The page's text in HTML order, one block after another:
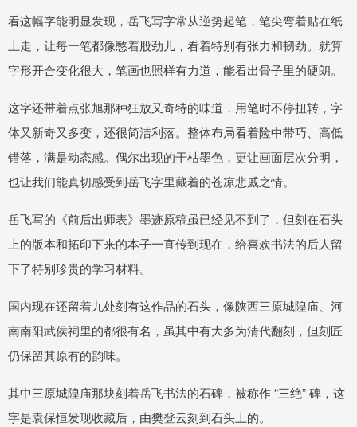
看这幅字能明显发现，岳飞写字常从逆势起笔，笔尖弯着贴在纸
上走，让每一笔都像憋着股劲儿，看着特别有张力和韧劲。就算
字形开合变化很大，笔画也照样有力道，能看出骨子里的硬朗。
这字还带着点张旭那种狂放又奇特的味道，用笔时不停扭转，字
体又新奇又多变，还很简洁利落。整体布局看着险中带巧、高低
错落，满是动态感。偶尔出现的干枯墨色，更让画面层次分明，
也让我们能真切感受到岳飞字里藏着的苍凉悲戚之情。
岳飞写的《前后出师表》墨迹原稿虽已经见不到了，但刻在石头
上的版本和拓印下来的本子一直传到现在，给喜欢书法的后人留
下了特别珍贵的学习材料。
国内现在还留着九处刻有这作品的石头，像陕西三原城隍庙、河
南南阳武侯祠里的都很有名，虽其中有大多为清代翻刻，但刻匠
仍保留其原有的韵味。
其中三原城隍庙那块刻着岳飞书法的石碑，被称作 “三绝” 碑，这
字是袁保恒发现收藏后，由樊登云刻到石头上的。